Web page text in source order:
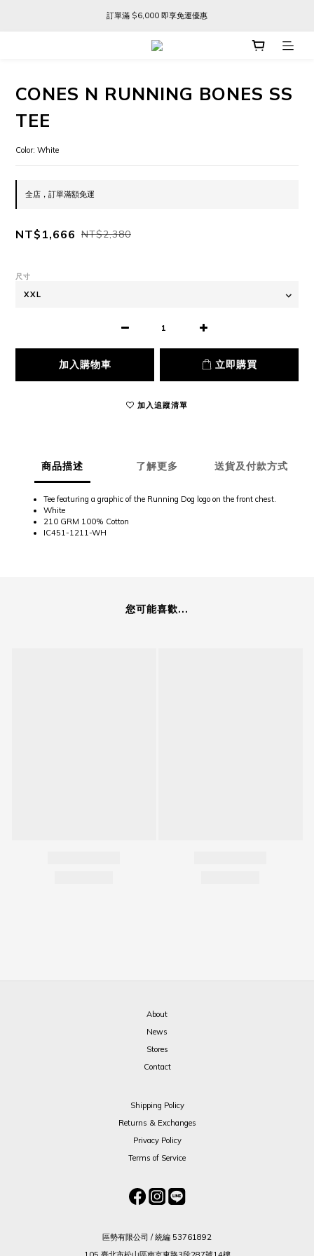
訂單滿 $6,000 即享免運優惠
訂單滿 $6,000 即享免運優惠
FREE SHIPPING ON ORDERS OVER $6,000
CONES N RUNNING BONES SS
TEE
Color: White
全店，訂單滿額免運
NT$1,666 NT$2,380
尺寸
加入購物車 立即購買
加入追蹤清單
商品描述 了解更多 送貨及付款方式
Tee featuring a graphic of the Running Dog logo on the front chest.
White
210 GRM 100% Cotton
IC451-1211-WH
您可能喜歡...
About
News
Stores
Contact
Shipping Policy
Returns & Exchanges
Privacy Policy
Terms of Service
區勢有限公司 / 統編 53761892